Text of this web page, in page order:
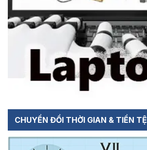
CHUYỂN ĐỔI THỜI GIAN & TIỀN TỆ